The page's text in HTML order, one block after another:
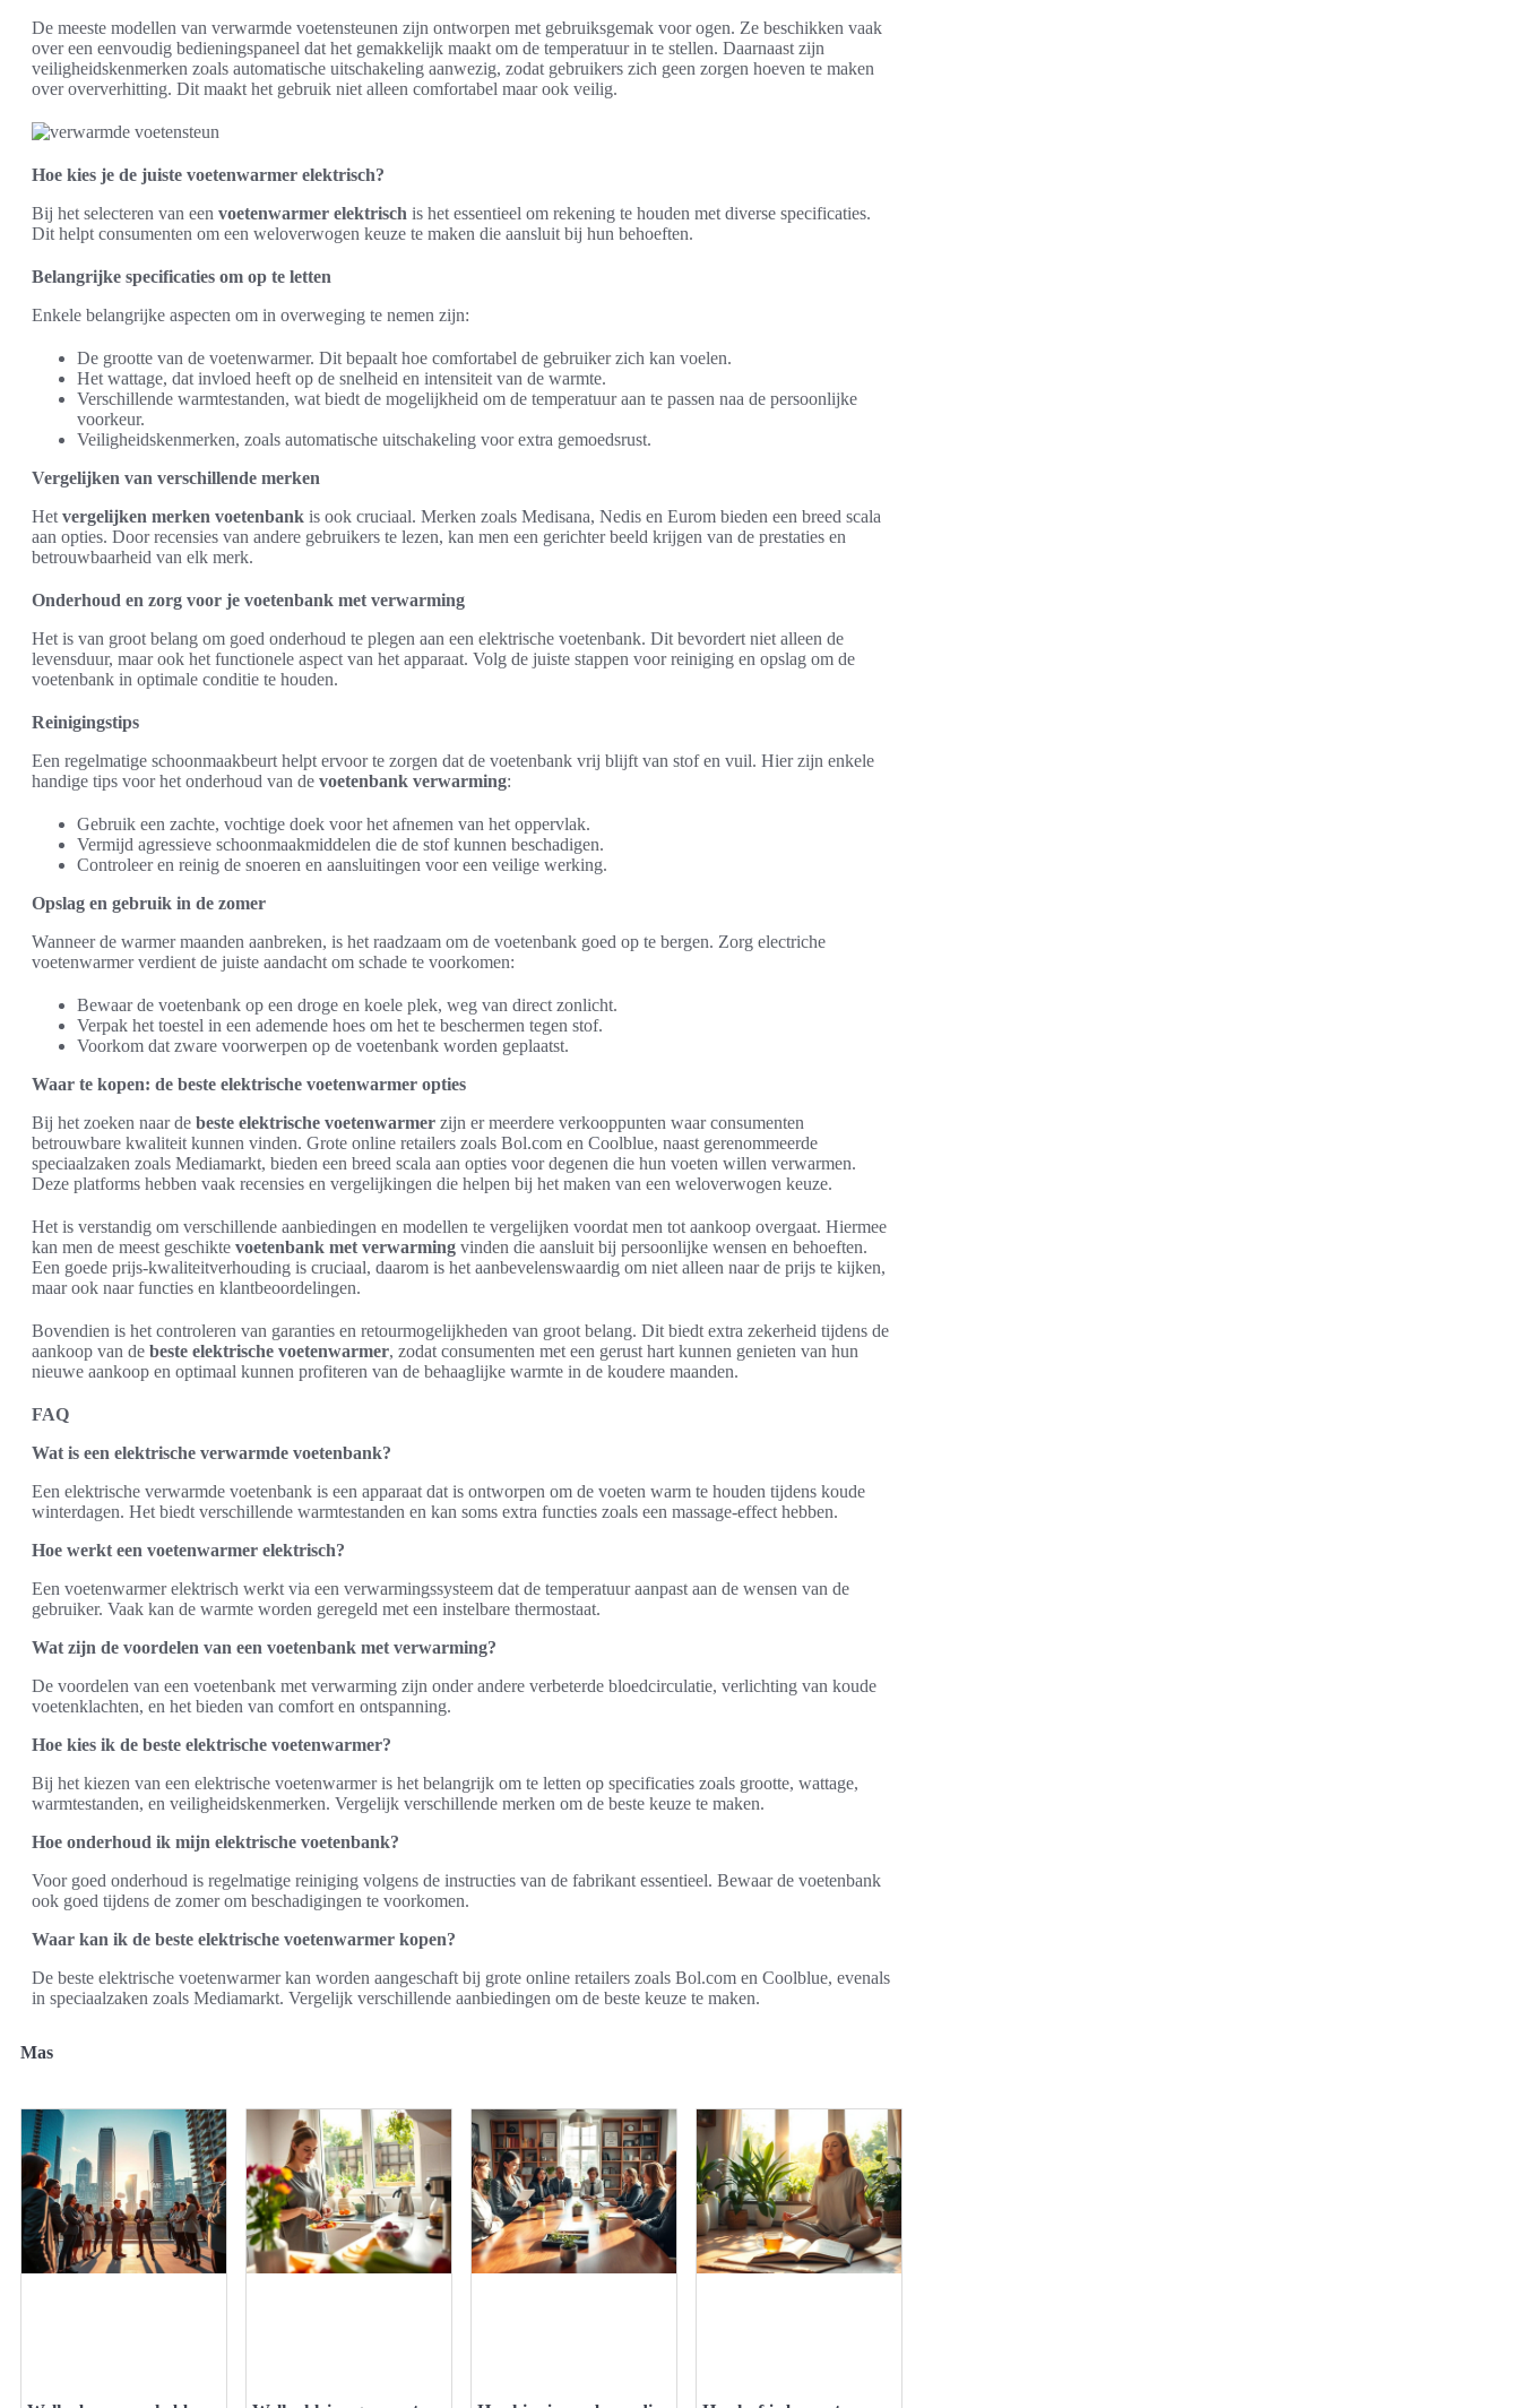
De meeste modellen van verwarmde voetensteunen zijn ontworpen met gebruiksgemak voor ogen. Ze beschikken vaak
over een eenvoudig bedieningspaneel dat het gemakkelijk maakt om de temperatuur in te stellen. Daarnaast zijn
veiligheidskenmerken zoals automatische uitschakeling aanwezig, zodat gebruikers zich geen zorgen hoeven te maken
over oververhitting. Dit maakt het gebruik niet alleen comfortabel maar ook veilig.
Hoe kies je de juiste voetenwarmer elektrisch?
Bij het selecteren van een voetenwarmer elektrisch is het essentieel om rekening te houden met diverse specificaties.
Dit helpt consumenten om een weloverwogen keuze te maken die aansluit bij hun behoeften.
Belangrijke specificaties om op te letten
Enkele belangrijke aspecten om in overweging te nemen zijn:
De grootte van de voetenwarmer. Dit bepaalt hoe comfortabel de gebruiker zich kan voelen.
Het wattage, dat invloed heeft op de snelheid en intensiteit van de warmte.
Verschillende warmtestanden, wat biedt de mogelijkheid om de temperatuur aan te passen naa de persoonlijke
voorkeur.
Veiligheidskenmerken, zoals automatische uitschakeling voor extra gemoedsrust.
Vergelijken van verschillende merken
Het vergelijken merken voetenbank is ook cruciaal. Merken zoals Medisana, Nedis en Eurom bieden een breed scala
aan opties. Door recensies van andere gebruikers te lezen, kan men een gerichter beeld krijgen van de prestaties en
betrouwbaarheid van elk merk.
Onderhoud en zorg voor je voetenbank met verwarming
Het is van groot belang om goed onderhoud te plegen aan een elektrische voetenbank. Dit bevordert niet alleen de
levensduur, maar ook het functionele aspect van het apparaat. Volg de juiste stappen voor reiniging en opslag om de
voetenbank in optimale conditie te houden.
Reinigingstips
Een regelmatige schoonmaakbeurt helpt ervoor te zorgen dat de voetenbank vrij blijft van stof en vuil. Hier zijn enkele
handige tips voor het onderhoud van de voetenbank verwarming:
Gebruik een zachte, vochtige doek voor het afnemen van het oppervlak.
Vermijd agressieve schoonmaakmiddelen die de stof kunnen beschadigen.
Controleer en reinig de snoeren en aansluitingen voor een veilige werking.
Opslag en gebruik in de zomer
Wanneer de warmer maanden aanbreken, is het raadzaam om de voetenbank goed op te bergen. Zorg electriche
voetenwarmer verdient de juiste aandacht om schade te voorkomen:
Bewaar de voetenbank op een droge en koele plek, weg van direct zonlicht.
Verpak het toestel in een ademende hoes om het te beschermen tegen stof.
Voorkom dat zware voorwerpen op de voetenbank worden geplaatst.
Waar te kopen: de beste elektrische voetenwarmer opties
Bij het zoeken naar de beste elektrische voetenwarmer zijn er meerdere verkooppunten waar consumenten
betrouwbare kwaliteit kunnen vinden. Grote online retailers zoals Bol.com en Coolblue, naast gerenommeerde
speciaalzaken zoals Mediamarkt, bieden een breed scala aan opties voor degenen die hun voeten willen verwarmen.
Deze platforms hebben vaak recensies en vergelijkingen die helpen bij het maken van een weloverwogen keuze.
Het is verstandig om verschillende aanbiedingen en modellen te vergelijken voordat men tot aankoop overgaat. Hiermee
kan men de meest geschikte voetenbank met verwarming vinden die aansluit bij persoonlijke wensen en behoeften.
Een goede prijs-kwaliteitverhouding is cruciaal, daarom is het aanbevelenswaardig om niet alleen naar de prijs te kijken,
maar ook naar functies en klantbeoordelingen.
Bovendien is het controleren van garanties en retourmogelijkheden van groot belang. Dit biedt extra zekerheid tijdens de
aankoop van de beste elektrische voetenwarmer, zodat consumenten met een gerust hart kunnen genieten van hun
nieuwe aankoop en optimaal kunnen profiteren van de behaaglijke warmte in de koudere maanden.
FAQ
Wat is een elektrische verwarmde voetenbank?
Een elektrische verwarmde voetenbank is een apparaat dat is ontworpen om de voeten warm te houden tijdens koude
winterdagen. Het biedt verschillende warmtestanden en kan soms extra functies zoals een massage-effect hebben.
Hoe werkt een voetenwarmer elektrisch?
Een voetenwarmer elektrisch werkt via een verwarmingssysteem dat de temperatuur aanpast aan de wensen van de
gebruiker. Vaak kan de warmte worden geregeld met een instelbare thermostaat.
Wat zijn de voordelen van een voetenbank met verwarming?
De voordelen van een voetenbank met verwarming zijn onder andere verbeterde bloedcirculatie, verlichting van koude
voetenklachten, en het bieden van comfort en ontspanning.
Hoe kies ik de beste elektrische voetenwarmer?
Bij het kiezen van een elektrische voetenwarmer is het belangrijk om te letten op specificaties zoals grootte, wattage,
warmtestanden, en veiligheidskenmerken. Vergelijk verschillende merken om de beste keuze te maken.
Hoe onderhoud ik mijn elektrische voetenbank?
Voor goed onderhoud is regelmatige reiniging volgens de instructies van de fabrikant essentieel. Bewaar de voetenbank
ook goed tijdens de zomer om beschadigingen te voorkomen.
Waar kan ik de beste elektrische voetenwarmer kopen?
De beste elektrische voetenwarmer kan worden aangeschaft bij grote online retailers zoals Bol.com en Coolblue, evenals
in speciaalzaken zoals Mediamarkt. Vergelijk verschillende aanbiedingen om de beste keuze te maken.
Mas